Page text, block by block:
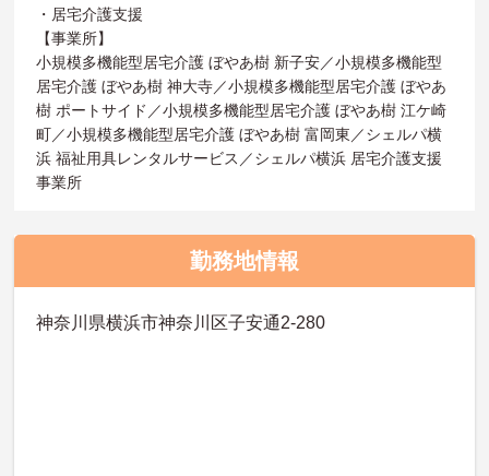
・居宅介護支援
【事業所】
小規模多機能型居宅介護 ぼやあ樹 新子安／小規模多機能型
居宅介護 ぼやあ樹 神大寺／小規模多機能型居宅介護 ぼやあ
樹 ポートサイド／小規模多機能型居宅介護 ぼやあ樹 江ケ崎
町／小規模多機能型居宅介護 ぼやあ樹 富岡東／シェルパ横
浜 福祉用具レンタルサービス／シェルパ横浜 居宅介護支援
事業所
勤務地情報
神奈川県横浜市神奈川区子安通2-280